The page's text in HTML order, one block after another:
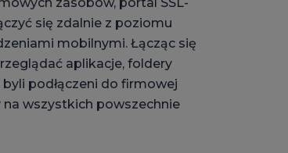
się zdalnie z poziomu
mobilnymi. Łącząc się
aplikacje, foldery
podłączeni do firmowej
na wszystkich powszechnie